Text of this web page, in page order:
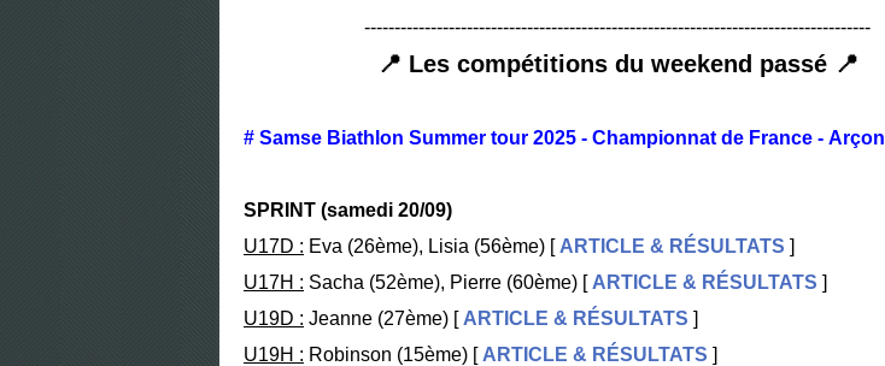
------------------------------------------------------------------------------------
📍 Les compétitions du weekend passé 📍
# Samse Biathlon Summer tour 2025 - Championnat de France - Arçon
SPRINT (samedi 20/09)
U17D : Eva (26ème), Lisia (56ème) [ ARTICLE & RÉSULTATS ]
U17H : Sacha (52ème), Pierre (60ème) [ ARTICLE & RÉSULTATS ]
U19D : Jeanne (27ème) [ ARTICLE & RÉSULTATS ]
U19H : Robinson (15ème) [ ARTICLE & RÉSULTATS ]